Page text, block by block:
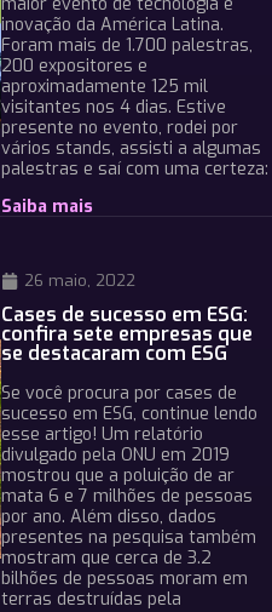
inovação da América Latina.
Foram mais de 1.700 palestras,
200 expositores e
aproximadamente 125 mil
visitantes nos 4 dias. Estive
presente no evento, rodei por
vários stands, assisti a algumas
palestras e saí com uma certeza:
Saiba mais
26 maio, 2022
Cases de sucesso em ESG:
confira sete empresas que
se destacaram com ESG
Se você procura por cases de
sucesso em ESG, continue lendo
esse artigo! Um relatório
divulgado pela ONU em 2019
mostrou que a poluição de ar
mata 6 e 7 milhões de pessoas
por ano. Além disso, dados
presentes na pesquisa também
mostram que cerca de 3.2
bilhões de pessoas moram em
terras destruídas pela